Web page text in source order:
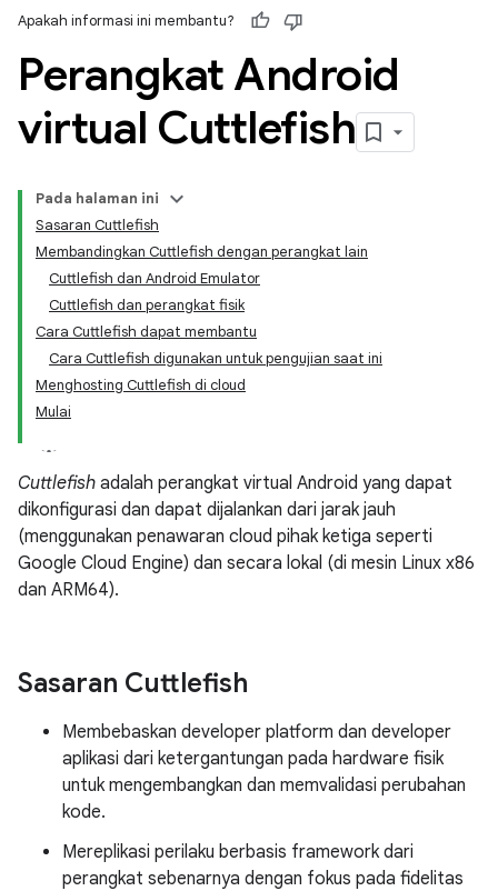
Apakah informasi ini membantu?
Perangkat Android
virtual Cuttlefish
Pada halaman ini
Sasaran Cuttlefish
Membandingkan Cuttlefish dengan perangkat lain
Cuttlefish dan Android Emulator
Cuttlefish dan perangkat fisik
Cara Cuttlefish dapat membantu
Cara Cuttlefish digunakan untuk pengujian saat ini
Menghosting Cuttlefish di cloud
Mulai
Cuttlefish adalah perangkat virtual Android yang dapat
dikonfigurasi dan dapat dijalankan dari jarak jauh
(menggunakan penawaran cloud pihak ketiga seperti
Google Cloud Engine) dan secara lokal (di mesin Linux x86
dan ARM64).
Sasaran Cuttlefish
Membebaskan developer platform dan developer
aplikasi dari ketergantungan pada hardware fisik
untuk mengembangkan dan memvalidasi perubahan
kode.
Mereplikasi perilaku berbasis framework dari
perangkat sebenarnya dengan fokus pada fidelitas